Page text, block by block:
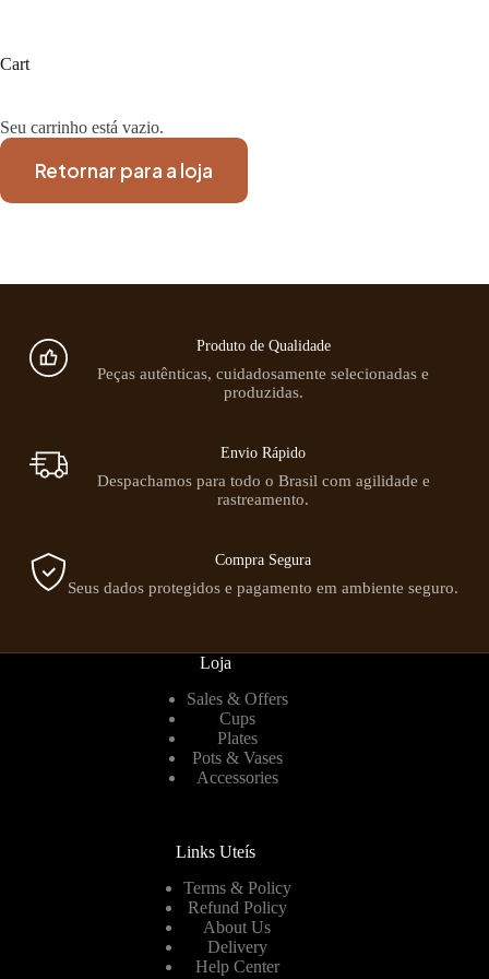
Cart
Seu carrinho está vazio.
Retornar para a loja
Produto de Qualidade
Peças autênticas, cuidadosamente selecionadas e
produzidas.
Envio Rápido
Despachamos para todo o Brasil com agilidade e
rastreamento.
Compra Segura
Seus dados protegidos e pagamento em ambiente seguro.
Loja
Sales & Offers
Cups
Plates
Pots & Vases
Accessories
Links Uteís
Terms & Policy
Refund Policy
About Us
Delivery
Help Center